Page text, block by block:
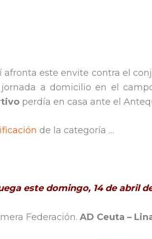
afronta este envite contra el
a domicilio en el
perdía en casa ante el
de la categoría …
este domingo, 14 de abril
Federación. AD Ceuta –